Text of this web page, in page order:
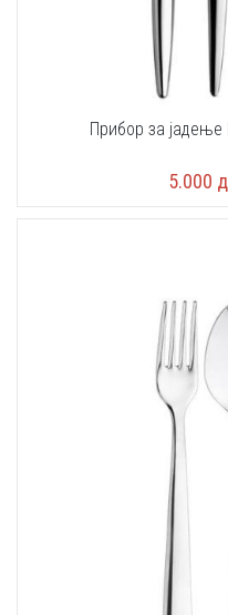
Прибор за
5.000